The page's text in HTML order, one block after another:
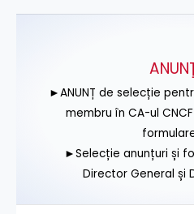
►ANUNȚ de selecție
membru în CA-ul CNCF
►Selecție anunțuri și
Director General și